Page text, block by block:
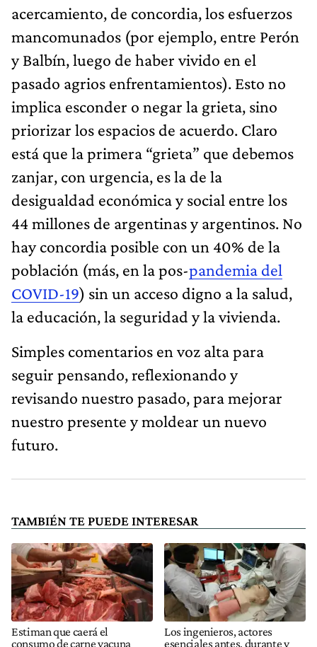
acercamiento, de concordia, los esfuerzos
mancomunados (por ejemplo, entre Perón
y Balbín, luego de haber vivido en el
pasado agrios enfrentamientos). Esto no
implica esconder o negar la grieta, sino
priorizar los espacios de acuerdo. Claro
está que la primera “grieta” que debemos
zanjar, con urgencia, es la de la
desigualdad económica y social entre los
44 millones de argentinas y argentinos. No
hay concordia posible con un 40% de la
población (más, en la pos-pandemia del
COVID-19) sin un acceso digno a la salud,
la educación, la seguridad y la vivienda.
Simples comentarios en voz alta para
seguir pensando, reflexionando y
revisando nuestro pasado, para mejorar
nuestro presente y moldear un nuevo
futuro.
TAMBIÉN TE PUEDE INTERESAR
Estiman que caerá el
consumo de carne vacuna
Los ingenieros, actores
esenciales antes, durante y